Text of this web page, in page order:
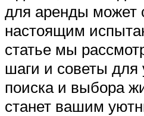
для аренды может
настоящим
статье мы
шаги и советы для
поиска и выбора
станет вашим